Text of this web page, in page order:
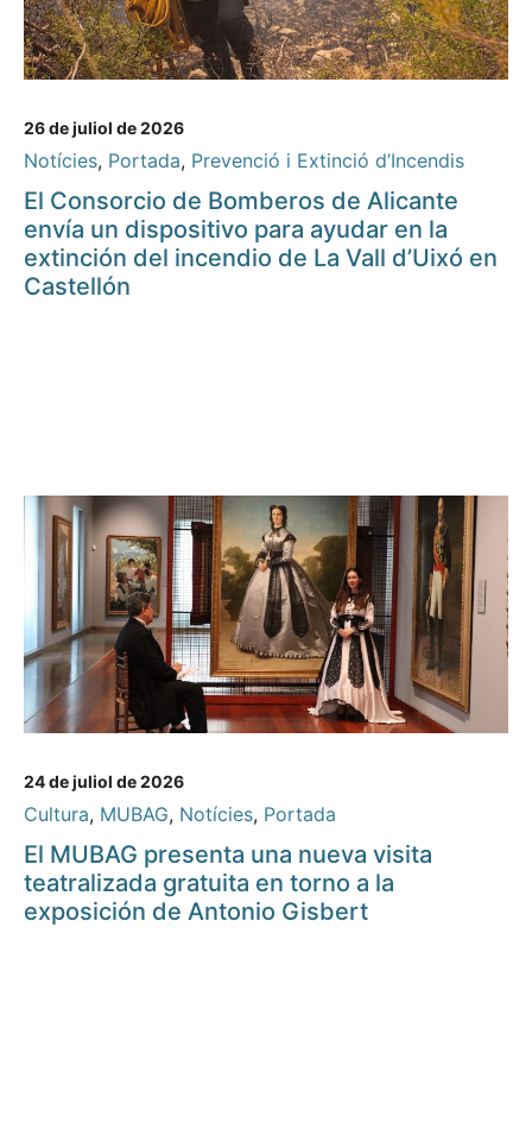
26 de juliol de 2026
Notícies, Portada, Prevenció i Extinció d’Incendis
El Consorcio de Bomberos de Alicante
envía un dispositivo para ayudar en la
extinción del incendio de La Vall d’Uixó en
Castellón
24 de juliol de 2026
Cultura, MUBAG, Notícies, Portada
El MUBAG presenta una nueva visita
teatralizada gratuita en torno a la
exposición de Antonio Gisbert